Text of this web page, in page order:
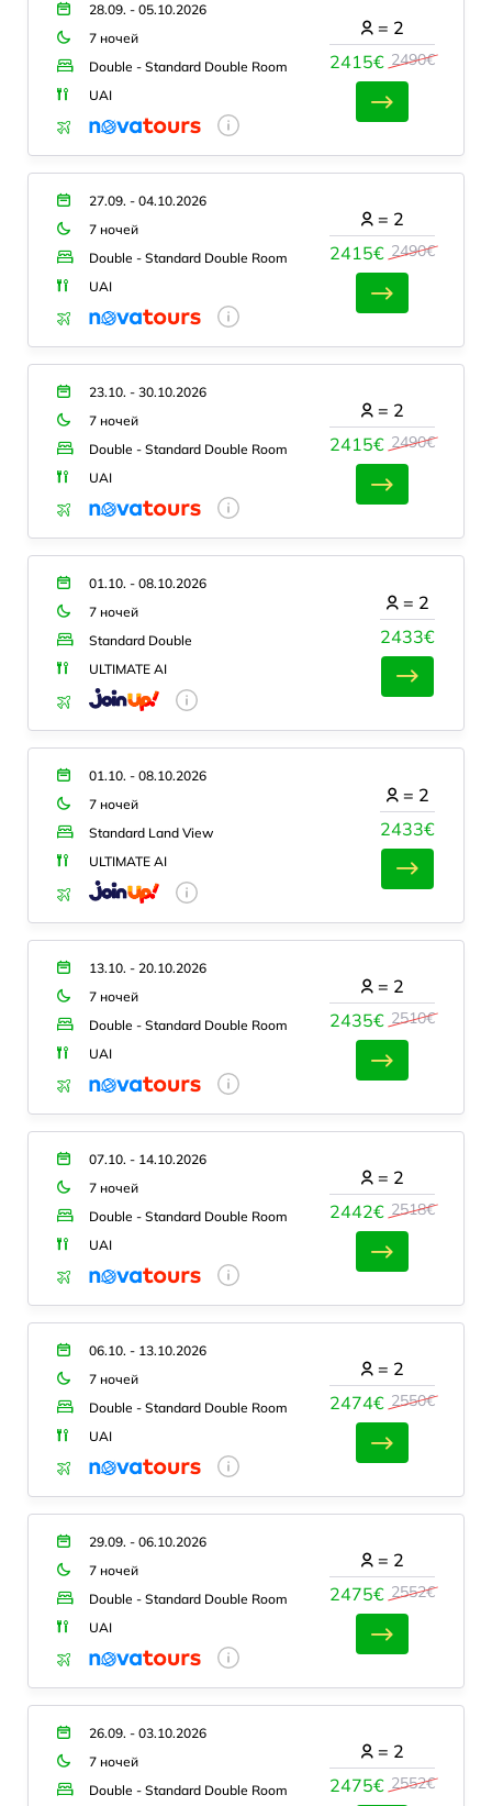
28.09. - 05.10.2026
7 ночей
Double - Standard Double Room
UAI
2415€ 2490€
= 2
27.09. - 04.10.2026
7 ночей
Double - Standard Double Room
UAI
2415€ 2490€
= 2
23.10. - 30.10.2026
7 ночей
Double - Standard Double Room
UAI
2415€ 2490€
= 2
01.10. - 08.10.2026
7 ночей
Standard Double
ULTIMATE AI
2433€
= 2
01.10. - 08.10.2026
7 ночей
Standard Land View
ULTIMATE AI
2433€
= 2
13.10. - 20.10.2026
7 ночей
Double - Standard Double Room
UAI
2435€ 2510€
= 2
07.10. - 14.10.2026
7 ночей
Double - Standard Double Room
UAI
2442€ 2518€
= 2
06.10. - 13.10.2026
7 ночей
Double - Standard Double Room
UAI
2474€ 2550€
= 2
29.09. - 06.10.2026
7 ночей
Double - Standard Double Room
UAI
2475€ 2552€
= 2
26.09. - 03.10.2026
7 ночей
Double - Standard Double Room
2475€ 2552€
= 2